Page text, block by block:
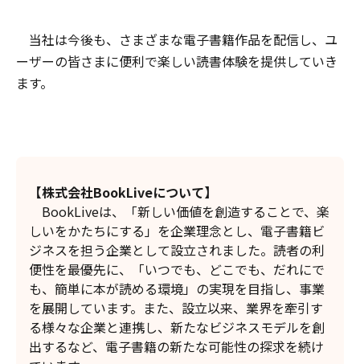
当社は今後も、さまざまな電子書籍作品を配信し、ユ
ーザーの皆さまに便利で楽しい読書体験を提供していき
ます。
【株式会社BookLiveについて】
BookLiveは、「新しい価値を創造することで、楽
しいをかたちにする」を企業理念とし、電子書籍ビ
ジネスを担う企業として設立されました。読者の利
便性を最優先に、「いつでも、どこでも、だれにで
も、簡単に本が読める環境」の実現を目指し、事業
を展開しています。また、設立以来、業界を牽引す
る様々な企業と連携し、新たなビジネスモデルを創
出するなど、電子書籍の新たな可能性の探求を続け